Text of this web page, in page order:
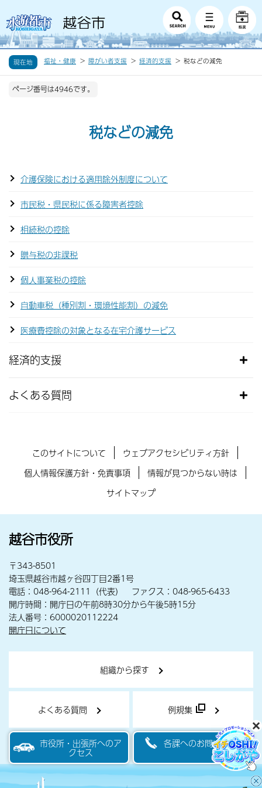
現在地 福祉・健康 障がい者支援 経済的支援 税などの減免
ページ番号は4946です。
税などの減免
介護保険における適用除外制度について
市民税・県民税に係る障害者控除
相続税の控除
贈与税の非課税
個人事業税の控除
自動車税（種別割・環境性能割）の減免
医療費控除の対象となる在宅介護サービス
経済的支援
よくある質問
このサイトについて
ウェブアクセシビリティ方針
個人情報保護方針・免責事項
情報が見つからない時は
サイトマップ
越谷市役所
〒343-8501
埼玉県越谷市越ヶ谷四丁目2番1号
電話：048-964-2111（代表） ファクス：048-965-6433
開庁時間：開庁日の午前8時30分から午後5時15分
法人番号：6000020112224
開庁日について
組織から探す
よくある質問 例規集
市役所・出張所へのア
クセス
各課へのお問い合わせ